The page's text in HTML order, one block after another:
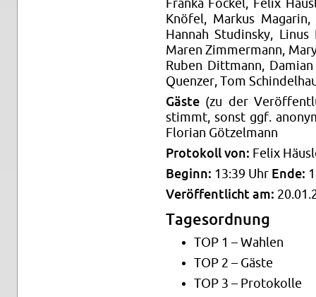
Fran­ka Fo­ckel, Felix
Knöfel, Mar­kus
Han­nah Stud­ins­ky,
Maren Zim­mer­mann,
Ruben Ditt­mann,
Quen­zer, Tom
Gäste(zu der
stimmt, sonst ggf.
Flo­ri­an Göt­zel­mann
Pro­to­koll von: Felix
Be­ginn: 13:39 Uhr Ende:
Ver­öf­fent­licht am:
Ta­ges­ord­nung
TOP 1 – Wah­len
TOP 2 – Gäste
TOP 3 – Pro­to­kol­le